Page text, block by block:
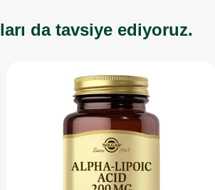
da tavsiye ediyoruz.